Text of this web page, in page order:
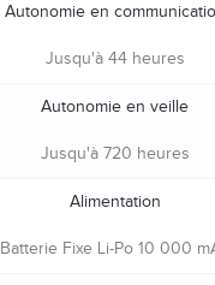
Autonomie en
Jusqu'à 44 heures
Autonomie en veille
Jusqu'à 720 heures
Alimentation
Batterie Fixe Li-Po 10 000